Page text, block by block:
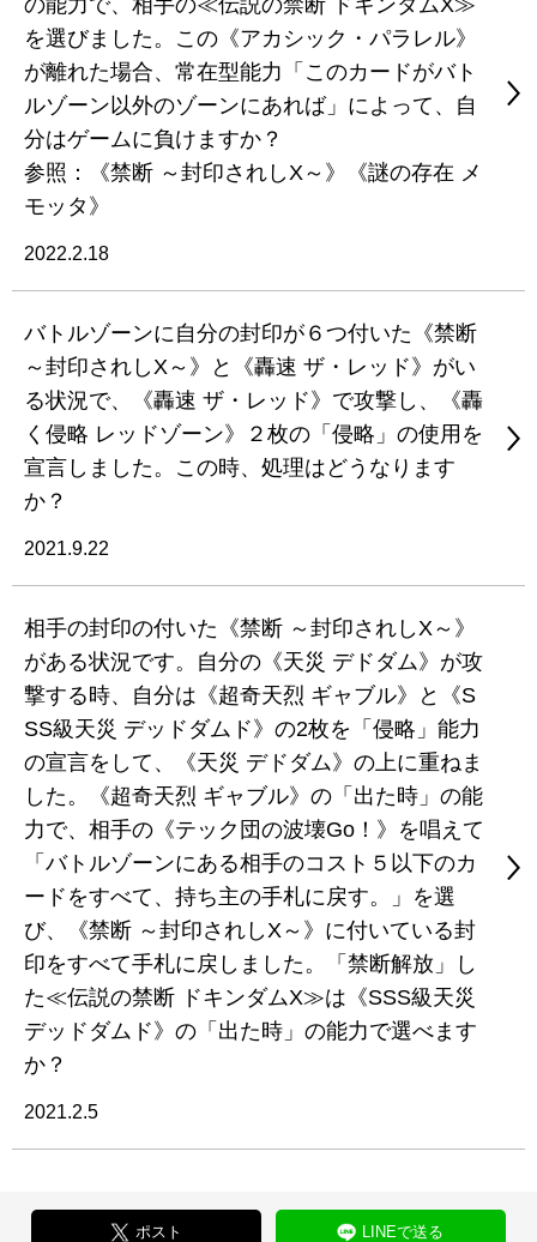
の能力で、相手の≪伝説の禁断 ドキンダムX≫
を選びました。この《アカシック・パラレル》
が離れた場合、常在型能力「このカードがバト
ルゾーン以外のゾーンにあれば」によって、自
分はゲームに負けますか？
参照：《禁断 ～封印されしX～》《謎の存在 メ
モッタ》
2022.2.18
バトルゾーンに自分の封印が６つ付いた《禁断
～封印されしX～》と《轟速 ザ・レッド》がい
る状況で、《轟速 ザ・レッド》で攻撃し、《轟
く侵略 レッドゾーン》２枚の「侵略」の使用を
宣言しました。この時、処理はどうなります
か？
2021.9.22
相手の封印の付いた《禁断 ～封印されしX～》
がある状況です。自分の《天災 デドダム》が攻
撃する時、自分は《超奇天烈 ギャブル》と《S
SS級天災 デッドダムド》の2枚を「侵略」能力
の宣言をして、《天災 デドダム》の上に重ねま
した。《超奇天烈 ギャブル》の「出た時」の能
力で、相手の《テック団の波壊Go！》を唱えて
「バトルゾーンにある相手のコスト５以下のカ
ードをすべて、持ち主の手札に戻す。」を選
び、《禁断 ～封印されしX～》に付いている封
印をすべて手札に戻しました。「禁断解放」し
た≪伝説の禁断 ドキンダムX≫は《SSS級天災
デッドダムド》の「出た時」の能力で選べます
か？
2021.2.5
ポスト LINEで送る